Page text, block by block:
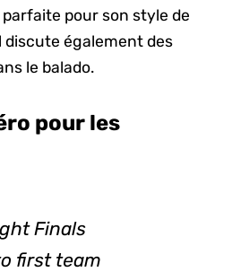
pour son style de
discute également des
le balado.
pour les
Finals
first team